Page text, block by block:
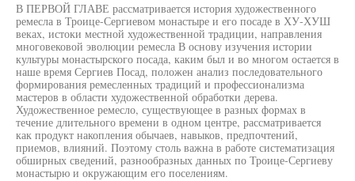
В ПЕРВОЙ ГЛАВЕ рассматривается история художественного
ремесла в Троице-Сергиевом монастыре и его посаде в ХУ-ХУШ
веках, истоки местной художественной традиции, направления
многовековой эволюции ремесла В основу изучения истории
культуры монастырского посада, каким был и во многом остается в
наше время Сергиев Посад, положен анализ последовательного
формирования ремесленных традиций и профессионализма
мастеров в области художественной обработки дерева.
Художественное ремесло, существующее в разных формах в
течение длительного времени в одном центре, рассматривается
как продукт накопления обычаев, навыков, предпочтений,
приемов, влияний. Поэтому столь важна в работе систематизация
обширных сведений, разнообразных данных по Троице-Сергиеву
монастырю и окружающим его поселениям.